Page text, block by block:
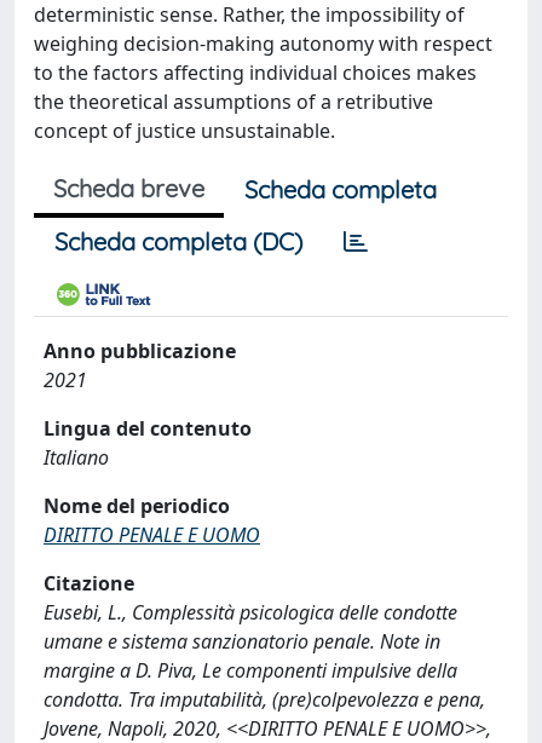
deterministic sense. Rather, the impossibility of
weighing decision-making autonomy with respect
to the factors affecting individual choices makes
the theoretical assumptions of a retributive
concept of justice unsustainable.
Scheda breve
Scheda completa
Scheda completa (DC)
Anno pubblicazione
2021
Lingua del contenuto
Italiano
Nome del periodico
DIRITTO PENALE E UOMO
Citazione
Eusebi, L., Complessità psicologica delle condotte
umane e sistema sanzionatorio penale. Note in
margine a D. Piva, Le componenti impulsive della
condotta. Tra imputabilità, (pre)colpevolezza e pena,
Jovene, Napoli, 2020, <<DIRITTO PENALE E UOMO>>,